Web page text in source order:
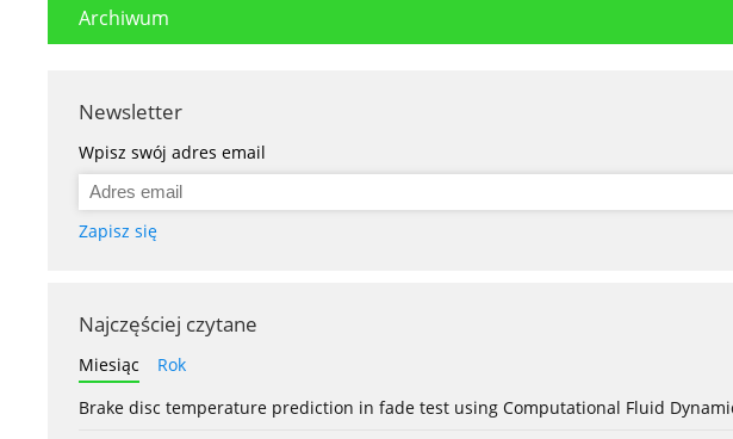
Archiwum
Newsletter
Wpisz swój adres email
Zapisz się
Najczęściej czytane
Miesiąc
Rok
Brake disc temperature prediction in fade test using Computational Fluid